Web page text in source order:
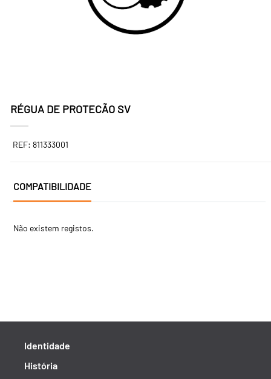
RÉGUA DE PROTECÃO SV
REF: 811333001
COMPATIBILIDADE
Não existem registos.
Identidade
História